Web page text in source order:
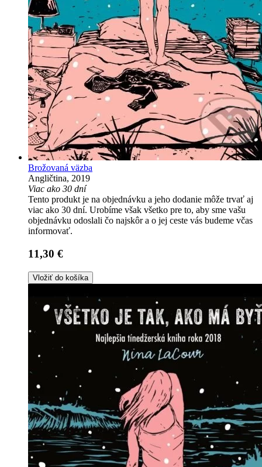
Brožovaná väzba
Angličtina, 2019
Viac ako 30 dní
Tento produkt je na objednávku a jeho dodanie môže trvať aj
viac ako 30 dní. Urobíme však všetko pre to, aby sme vašu
objednávku odoslali čo najskôr a o jej ceste vás budeme včas
informovať.
11,30 €
Vložiť do košíka